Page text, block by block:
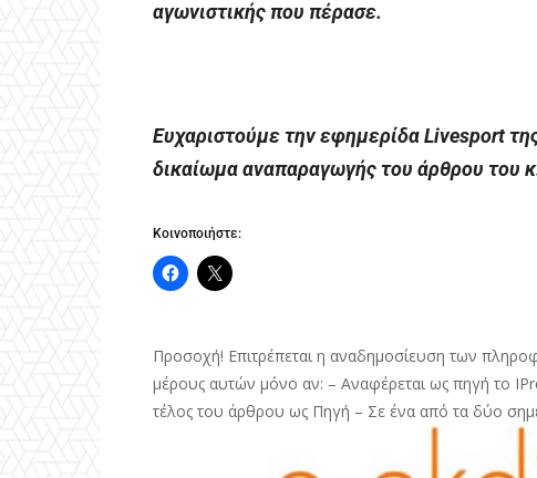
αγωνιστικής που πέρασε.
Ευχαριστούμε την εφημερίδα Livesport
δικαίωμα αναπαραγωγής του άρθρου του
Κοινοποιήστε:
Προσοχή! Επιτρέπεται η αναδημοσίευση των
μέρους αυτών μόνο αν: – Αναφέρεται ως πηγή το
τέλος του άρθρου ως Πηγή – Σε ένα από τα δύο